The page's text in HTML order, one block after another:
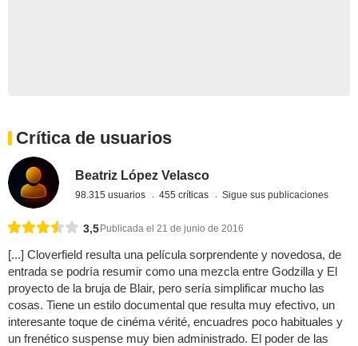
Crítica de usuarios
Beatriz López Velasco
98.315 usuarios 455 críticas Sigue sus publicaciones
3,5Publicada el 21 de junio de 2016
[...] Cloverfield resulta una película sorprendente y novedosa, de
entrada se podría resumir como una mezcla entre Godzilla y El
proyecto de la bruja de Blair, pero sería simplificar mucho las
cosas. Tiene un estilo documental que resulta muy efectivo, un
interesante toque de cinéma vérité, encuadres poco habituales y
un frenético suspense muy bien administrado. El poder de las